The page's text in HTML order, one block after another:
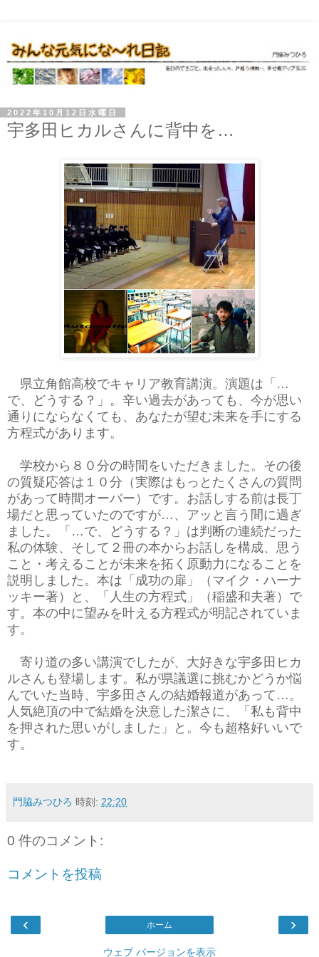
2022年10月12日水曜日
宇多田ヒカルさんに背中を…
県立角館高校でキャリア教育講演。演題は「…
で、どうする？」。辛い過去があっても、今が思い
通りにならなくても、あなたが望む未来を手にする
方程式があります。
学校から８０分の時間をいただきました。その後
の質疑応答は１０分（実際はもっとたくさんの質問
があって時間オーバー）です。お話しする前は長丁
場だと思っていたのですが…、アッと言う間に過ぎ
ました。「…で、どうする？」は判断の連続だった
私の体験、そして２冊の本からお話しを構成、思う
こと・考えることが未来を拓く原動力になることを
説明しました。本は「成功の扉」（マイク・ハーナ
ッキー著）と、「人生の方程式」（稲盛和夫著）で
す。本の中に望みを叶える方程式が明記されていま
す。
寄り道の多い講演でしたが、大好きな宇多田ヒカ
ルさんも登場します。私が県議選に挑むかどうか悩
んでいた当時、宇多田さんの結婚報道があって…。
人気絶頂の中で結婚を決意した潔さに、「私も背中
を押された思いがしました」と。今も超格好いいで
す。
門脇みつひろ 時刻: 22:20
0 件のコメント:
コメントを投稿
‹ ›
ホーム
ウェブ バージョンを表示